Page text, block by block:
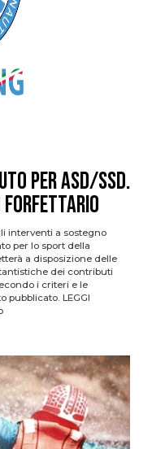
per ASD/SSD.
forfettario
interventi a sostegno
per lo sport della
a disposizione delle
dei contributi
i criteri e le
pubblicato. LEGGI